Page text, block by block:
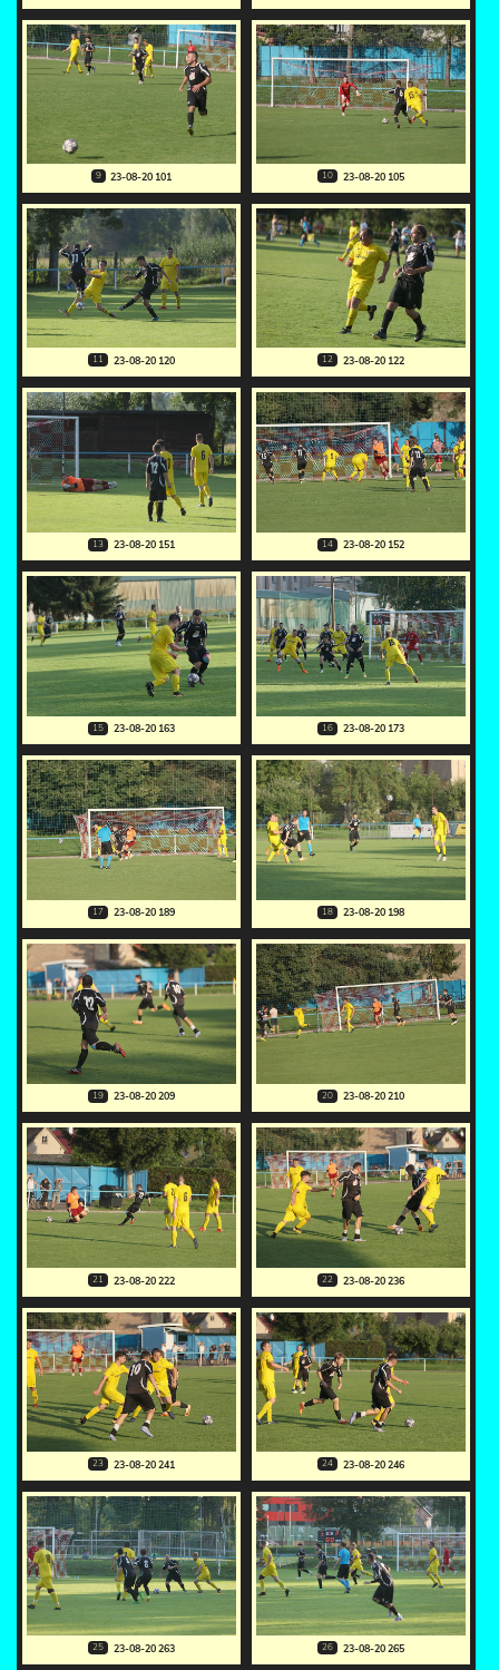
9 23-08-20 101 10 23-08-20 105
11 23-08-20 120 12 23-08-20 122
13 23-08-20 151 14 23-08-20 152
15 23-08-20 163 16 23-08-20 173
17 23-08-20 189 18 23-08-20 198
19 23-08-20 209 20 23-08-20 210
21 23-08-20 222 22 23-08-20 236
23 23-08-20 241 24 23-08-20 246
25 23-08-20 263 26 23-08-20 265